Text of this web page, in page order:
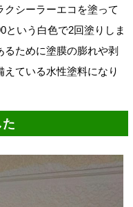
シーラーエコを塗って
という白色で2回塗りしま
ために塗膜の膨れや剥
ている水性塗料になり